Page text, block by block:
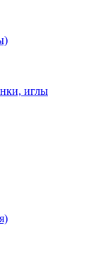
иглы